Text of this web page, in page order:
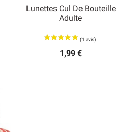
Lunettes Cul De Bouteille
Adulte
1,99 €